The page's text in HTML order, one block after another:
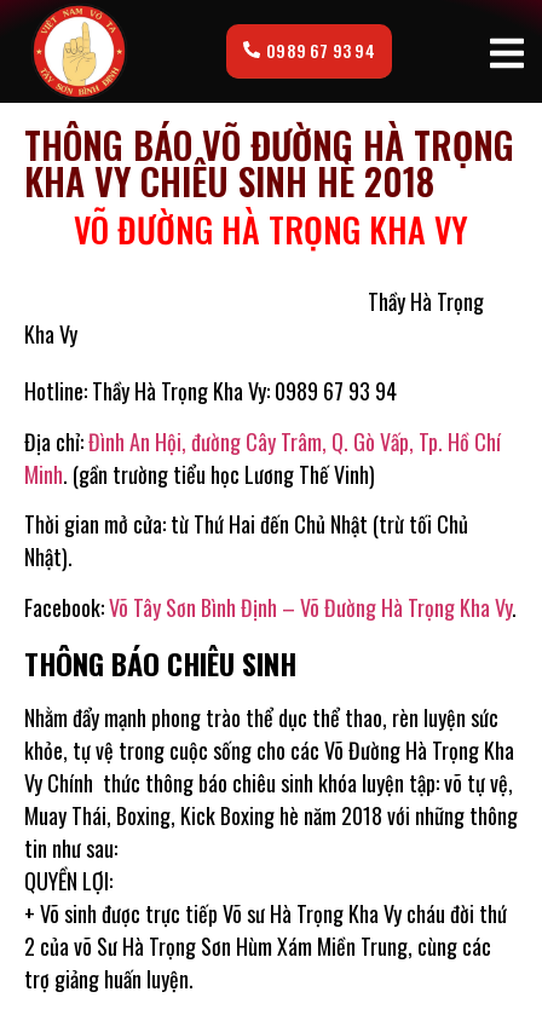
0989 67 93 94
THÔNG BÁO VÕ ĐƯỜNG HÀ TRỌNG
KHA VY CHIÊU SINH HÈ 2018
VÕ ĐƯỜNG HÀ TRỌNG KHA VY
Thầy Hà Trọng
Kha Vy
Hotline: Thầy Hà Trọng Kha Vy: 0989 67 93 94
Địa chỉ:Đình An Hội, đường Cây Trâm, Q. Gò Vấp, Tp. Hồ Chí
Minh. (gần trường tiểu học Lương Thế Vinh)
Thời gian mở cửa: từ Thứ Hai đến Chủ Nhật (trừ tối Chủ
Nhật).
Facebook:Võ Tây Sơn Bình Định – Võ Đường Hà Trọng Kha Vy.
THÔNG BÁO CHIÊU SINH
Nhằm đẩy mạnh phong trào thể dục thể thao, rèn luyện sức
khỏe, tự vệ trong cuộc sống cho các Võ Đường Hà Trọng Kha
Vy Chính thức thông báo chiêu sinh khóa luyện tập: võ tự vệ,
Muay Thái, Boxing, Kick Boxing hè năm 2018 với những thông
tin như sau:
QUYỀN LỢI:
+ Võ sinh được trực tiếp Võ sư Hà Trọng Kha Vy cháu đời thứ
2 của võ Sư Hà Trọng Sơn Hùm Xám Miền Trung, cùng các
trợ giảng huấn luyện.